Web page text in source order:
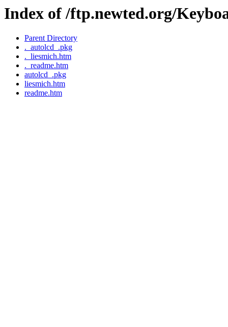
Index of /ftp.newted.org/
Parent Directory
._autolcd_.pkg
._liesmich.htm
._readme.htm
autolcd_.pkg
liesmich.htm
readme.htm